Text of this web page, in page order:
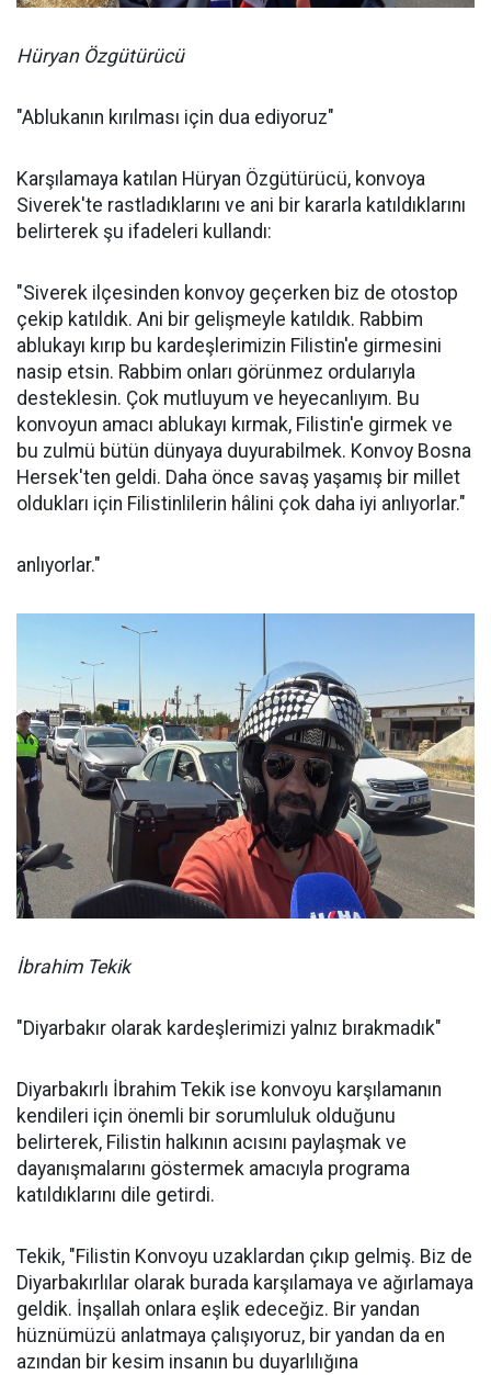
Hüryan Özgütürücü
"Ablukanın kırılması için dua ediyoruz"
Karşılamaya katılan Hüryan Özgütürücü, konvoya
Siverek'te rastladıklarını ve ani bir kararla katıldıklarını
belirterek şu ifadeleri kullandı:
"Siverek ilçesinden konvoy geçerken biz de otostop
çekip katıldık. Ani bir gelişmeyle katıldık. Rabbim
ablukayı kırıp bu kardeşlerimizin Filistin'e girmesini
nasip etsin. Rabbim onları görünmez ordularıyla
desteklesin. Çok mutluyum ve heyecanlıyım. Bu
konvoyun amacı ablukayı kırmak, Filistin'e girmek ve
bu zulmü bütün dünyaya duyurabilmek. Konvoy Bosna
Hersek'ten geldi. Daha önce savaş yaşamış bir millet
oldukları için Filistinlilerin hâlini çok daha iyi anlıyorlar."
anlıyorlar."
İbrahim Tekik
"Diyarbakır olarak kardeşlerimizi yalnız bırakmadık"
Diyarbakırlı İbrahim Tekik ise konvoyu karşılamanın
kendileri için önemli bir sorumluluk olduğunu
belirterek, Filistin halkının acısını paylaşmak ve
dayanışmalarını göstermek amacıyla programa
katıldıklarını dile getirdi.
Tekik, "Filistin Konvoyu uzaklardan çıkıp gelmiş. Biz de
Diyarbakırlılar olarak burada karşılamaya ve ağırlamaya
geldik. İnşallah onlara eşlik edeceğiz. Bir yandan
hüznümüzü anlatmaya çalışıyoruz, bir yandan da en
azından bir kesim insanın bu duyarlılığına